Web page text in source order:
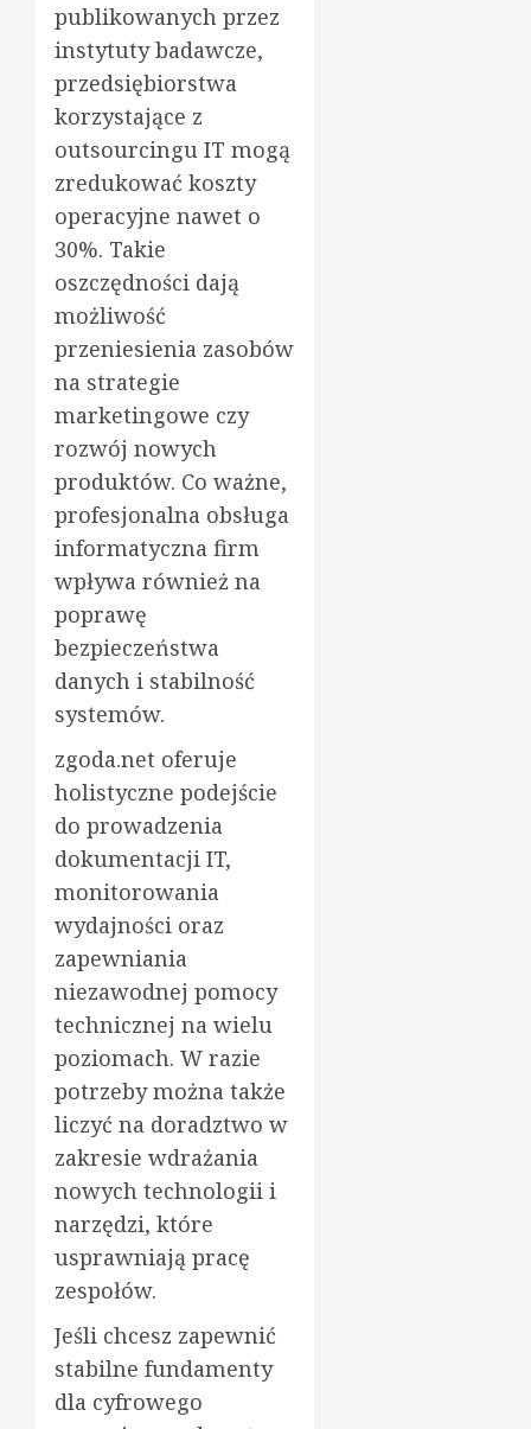
publikowanych przez
instytuty badawcze,
przedsiębiorstwa
korzystające z
outsourcingu IT mogą
zredukować koszty
operacyjne nawet o
30%. Takie
oszczędności dają
możliwość
przeniesienia zasobów
na strategie
marketingowe czy
rozwój nowych
produktów. Co ważne,
profesjonalna obsługa
informatyczna firm
wpływa również na
poprawę
bezpieczeństwa
danych i stabilność
systemów.
zgoda.net oferuje
holistyczne podejście
do prowadzenia
dokumentacji IT,
monitorowania
wydajności oraz
zapewniania
niezawodnej pomocy
technicznej na wielu
poziomach. W razie
potrzeby można także
liczyć na doradztwo w
zakresie wdrażania
nowych technologii i
narzędzi, które
usprawniają pracę
zespołów.
Jeśli chcesz zapewnić
stabilne fundamenty
dla cyfrowego